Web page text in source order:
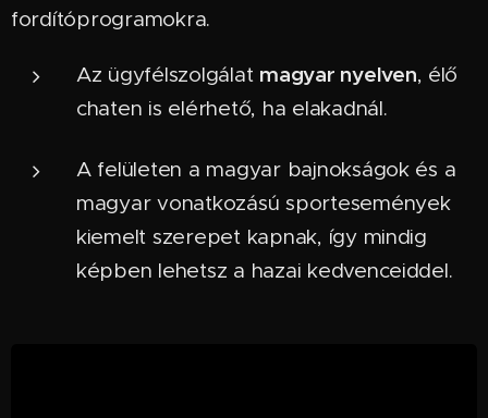
fordítóprogramokra.
Az ügyfélszolgálat magyar nyelven, élő
chaten is elérhető, ha elakadnál.
A felületen a magyar bajnokságok és a
magyar vonatkozású sportesemények
kiemelt szerepet kapnak, így mindig
képben lehetsz a hazai kedvenceiddel.